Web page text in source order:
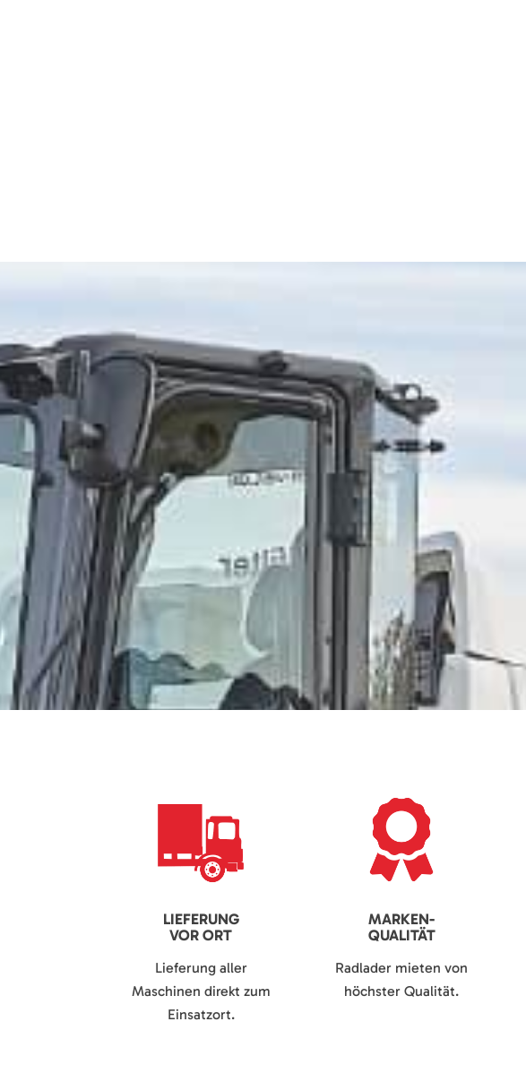
LIEFERUNG
VOR ORT
Lieferung aller
Maschinen direkt zum
Einsatzort.
MARKEN-
QUALITÄT
Radlader mieten von
höchster Qualität.